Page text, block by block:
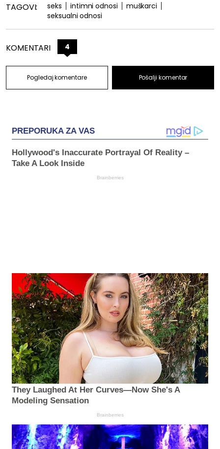
TAGOVI: seks intimni odnosi
muškarci
seksualni odnosi
KOMENTARI 4
Pogledaj komentare Pošalji komentar
PREPORUKA ZA VAS
Hollywood's Inaccurate Portrayal Of Reality –
Take A Look Inside
Brainberries
They Laughed At Her Curves—Now She's A
Modeling Sensation
Brainberries